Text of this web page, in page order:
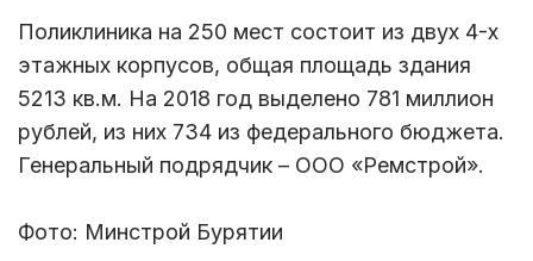
Поликлиника на 250 мест состоит из двух 4-х
этажных корпусов, общая площадь здания
5213 кв.м. На 2018 год выделено 781 миллион
рублей, из них 734 из федерального бюджета.
Генеральный подрядчик – ООО «Ремстрой».
Фото: Минстрой Бурятии